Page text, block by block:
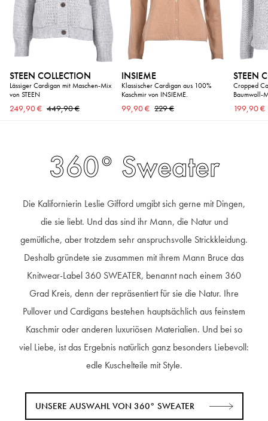
STEEN COLLECTION
Lässiger Cardigan mit Maschen-Mix
von STEEN
249,90 € 449,90 €
INSIEME
Klassischer Cardigan aus 100%
Kaschmir von INSIEME.
99,90 € 229 €
STEEN
Cropped
Baumwoll-
199,90 €
360° Sweater
Die Kalifornierin Leslie Gifford umgibt sich gerne mit Dingen,
die sie liebt. Und das sind ihr Mann, die Natur und
gemütliche, aber trotzdem sehr anspruchsvolle Strickkleidung.
Deshalb gründete sie zusammen mit ihrem Mann Bruce das
Knitwear-Label 360 SWEATER, benannt nach einem 360
Grad Kreis, denn der repräsentiert für sie die Natur. Ihre
Pullover und Cardigans bestehen hauptsächlich aus feinstem
Kaschmir oder anderen luxuriösen Materialien. Und bei so
viel Liebe, ist das Ergebnis natürlich ganz besonders Liebevoll:
edle Kuschelteile mit Style.
UNSERE AUSWAHL VON 360° SWEATER